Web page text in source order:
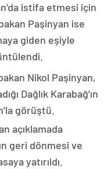
istifa etmesi için
Paşinyan ise
giden eşiyle
Nikol Paşinyan,
Dağlık Karabağ’ın
görüştü.
açıklamada
geri dönmesi ve
yatırıldı.